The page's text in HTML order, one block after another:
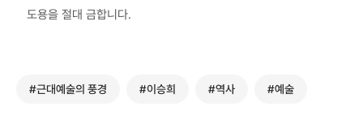
도용을 절대 금합니다.
#근대예술의 풍경 #이승희 #역사 #예술